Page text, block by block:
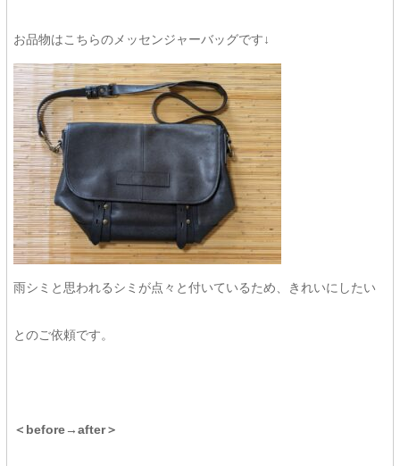
お品物はこちらのメッセンジャーバッグです↓
雨シミと思われるシミが点々と付いているため、きれいにしたい
とのご依頼です。
＜before→after＞